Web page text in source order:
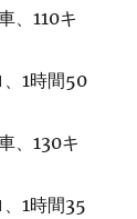
、110キ
1時間50
、130キ
1時間35